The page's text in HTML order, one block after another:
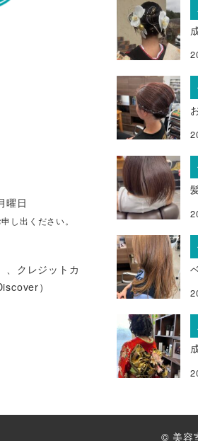
曜日
し出ください。
、クレジットカ
）
© 美容